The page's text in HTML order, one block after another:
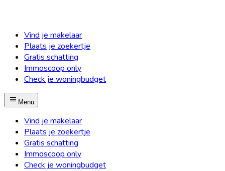
Vind je makelaar
Plaats je zoekertje
Gratis schatting
Immoscoop only
Check je woningbudget
Menu
Vind je makelaar
Plaats je zoekertje
Gratis schatting
Immoscoop only
Check je woningbudget